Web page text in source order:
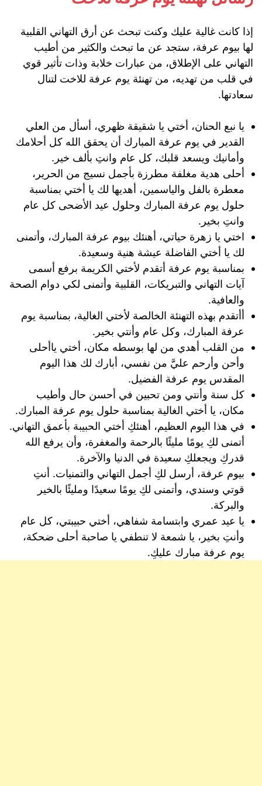
إذا كانت غالية عليك وكنت تبحث عن أرق التهاني القلبية
لها بيوم عرفة، ستجد عن ما تبحث والكثير من أطيب
التهاني على الإطلاق، من عبارات خلابة وذات تأثير قوي
في قلب من تهديه، من تهنئة يوم عرفة للاخت لتنال
سعادتها.
يا نبع الحنان، أختي يا شقيقة ظهري، أسأل من العلي
القدير في يوم عرفة المبارك أن يحقق الله كل أحلامك
وأمانيك ويسعد قلبك، كل عام وانتِ بألف خير.
أحلى هدية مغلفة مطرزة بأجمل نسيج من الحرير،
معطرة بالفل والياسمين، أهديها لك يا أختي بمناسبة
حلول يوم عرفة المبارك وحلول عيد الأضحى كل عام
وانتِ بخير.
اختي يا زهرة حياتي، أهنئك بيوم عرفة المبارك، وأتمنى
لك يا أختي الفاضلة عيشة هنية وسعيدة.
بمناسبة يوم عرفة أتقدم لأختي الكريمة برفع أسمى
آيات التهاني والتبريكات، القلبية وأتمنى لكي دوام الصحة
والعافية.
أأتقدم بهذه التهنئة الخالصة لأختي الغالية، بمناسبة يوم
عرفة المبارك، وكل عام وأنتي بخير.
من القلب أهدي من لها بوسطه مكان، أختي ياأحلى
وأحن وأرحم عليَّ من نفسي، أبارك لك هذا اليوم
المقدس يوم عرفة الفضيل.
كل سنة وأنتي ومن تحبين في أحسن حال وأطيب
مكان، يا أختي الغالية بمناسبة حلول يوم عرفة المبارك.
في هذا اليوم العظيم، أهنئكِ أختي الحبيبة بأعمق التهاني.
أتمنى لكِ يومًا مليئًا بالرحمة والمغفرة، وأن يرفع الله
قدركِ ويجعلكِ سعيدة في الدنيا والآخرة.
بيوم عرفة، أرسل لكِ أجمل التهاني والتمنيات. أنتِ
قوتي وسندي، وأتمنى لكِ يومًا سعيدًا ومليئًا بالخير
والبركة.
يا عيد عمري وابتسامة شفاهي، أختي حبيبتي، كل عام
وأنتِ بخير، يا شمعة لا تنطفي يا صاحبة أحلى ضحكة،
يوم عرفة مبارك عليكِ.